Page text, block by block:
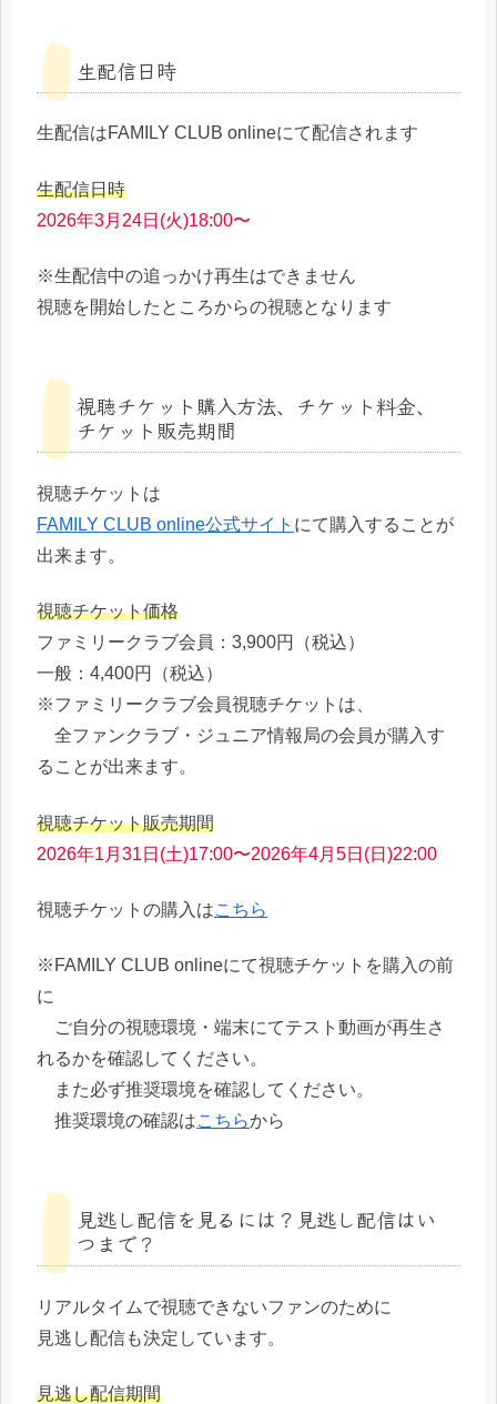
生配信日時
生配信はFAMILY CLUB onlineにて配信されます
生配信日時
2026年3月24日(火)18:00〜
※生配信中の追っかけ再生はできません
視聴を開始したところからの視聴となります
視聴チケット購入方法、チケット料金、
チケット販売期間
視聴チケットは
FAMILY CLUB online公式サイト にて購入することが
出来ます。
視聴チケット価格
ファミリークラブ会員：3,900円（税込）
一般：4,400円（税込）
※ファミリークラブ会員視聴チケットは、
全ファンクラブ・ジュニア情報局の会員が購入す
ることが出来ます。
視聴チケット販売期間
2026年1月31日(土)17:00〜2026年4月5日(日)22:00
視聴チケットの購入はこちら
※FAMILY CLUB onlineにて視聴チケットを購入の前
に
ご自分の視聴環境・端末にてテスト動画が再生さ
れるかを確認してください。
また必ず推奨環境を確認してください。
推奨環境の確認はこちらから
見逃し配信を見るには？見逃し配信はい
つまで？
リアルタイムで視聴できないファンのために
見逃し配信も決定しています。
見逃し配信期間